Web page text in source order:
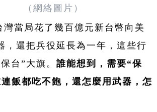
（網絡圖片）
灣當局花了幾百億元新台幣向美
，還把兵役延長為一年，這些行
台”大旗。 誰能想到，需要“保
飯都吃不飽，還怎麼用武器，怎